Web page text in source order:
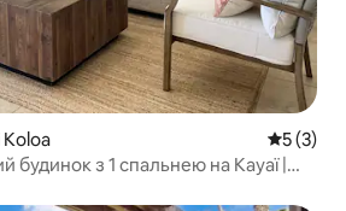
Koloa Середня
5 (3)
будинок з 1 спальнею на Кауаї |